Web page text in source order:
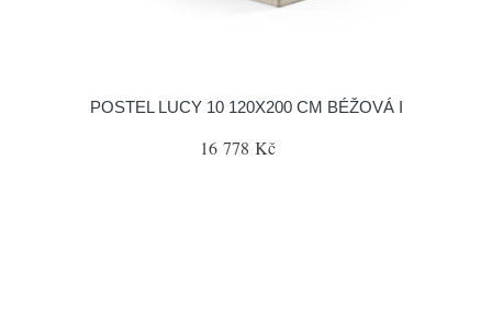
POSTEL LUCY 10 120X200 CM BÉŽOVÁ I
16 778 Kč